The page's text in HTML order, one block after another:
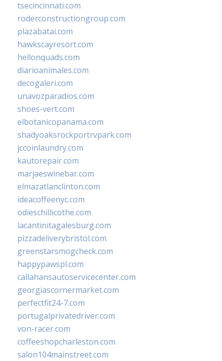
tsecincinnati.com
roderconstructiongroup.com
plazabatai.com
hawkscayresort.com
hellonquads.com
diarioanimales.com
decogaleri.com
unavozparadios.com
shoes-vert.com
elbotanicopanama.com
shadyoaksrockportrvpark.com
jccoinlaundry.com
kautorepair.com
marjaeswinebar.com
elmazatlanclinton.com
ideacoffeenyc.com
odieschillicothe.com
lacantinitagalesburg.com
pizzadeliverybristol.com
greenstarsmogcheck.com
happypawspl.com
callahansautoservicecenter.com
georgiascornermarket.com
perfectfit24-7.com
portugalprivatedriver.com
von-racer.com
coffeeshopcharleston.com
salon104mainstreet.com